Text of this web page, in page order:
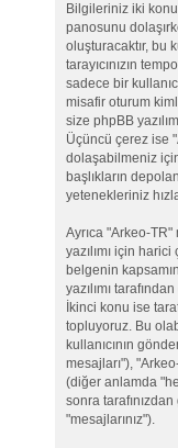
Bilgileriniz iki
panosunu
oluşturacaktır, bu
tarayıcınızın
sadece bir
misafir oturum
size phpBB
Üçüncü çerez ise
dolaşabilmeniz
başlıkların
yetenekleriniz
Ayrıca "Arkeo-
yazılımı için
belgenin
yazılımı
İkinci konu ise
topluyoruz. Bu
kullanıcının
mesajları"),
(diğer anlamda
sonra
"mesajlarınız").